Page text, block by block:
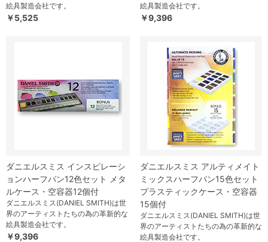
絵具製造会社です。
￥5,525
絵具製造会社です。
￥9,396
ダニエルスミス インスピレーシ
ョンハーフパン12色セット メタ
ルケース・空容器12個付
ダニエルスミス(DANIEL SMITH)は世
界のアーティストたちの為の革新的な
絵具製造会社です。
￥9,396
ダニエルスミス アルティメイト
ミックスハーフパン15色セット
プラスティックケース・空容器
15個付
ダニエルスミス(DANIEL SMITH)は世
界のアーティストたちの為の革新的な
絵具製造会社です。